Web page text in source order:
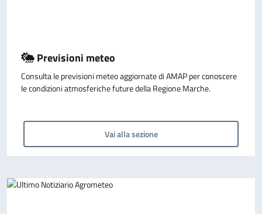
Previsioni meteo
Consulta le previsioni meteo aggiornate di AMAP per conoscere
le condizioni atmosferiche future della Regione Marche.
Vai alla sezione